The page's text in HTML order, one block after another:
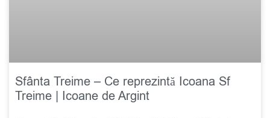
Sfânta Treime – Ce reprezintă Icoana Sf
Treime | Icoane de Argint